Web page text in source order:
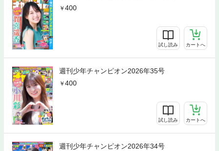
400
試し読み カートへ
週刊少年チャンピオン2026年35号
400
試し読み カートへ
週刊少年チャンピオン2026年34号